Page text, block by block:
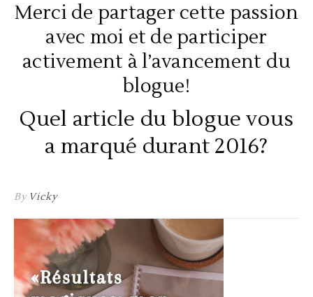
Merci de partager cette passion
avec moi et de participer
activement à l’avancement du
blogue!
Quel article du blogue vous
a marqué durant 2016?
By Vicky